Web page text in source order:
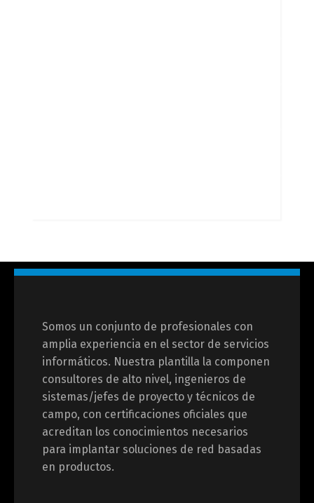
Somos un conjunto de profesionales con
amplia experiencia en el sector de servicios
informáticos. Nuestra plantilla la componen
consultores de alto nivel, ingenieros de
sistemas/jefes de proyecto y técnicos de
campo, con certificaciones oficiales que
acreditan los conocimientos necesarios
para implantar soluciones de red basadas
en productos.